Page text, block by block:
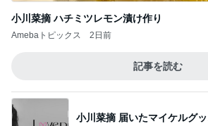
小川菜摘 ハチミツレモン漬け作り
Amebaトピックス 2日前
記事を読む
小川菜摘 届いたマイケルグ